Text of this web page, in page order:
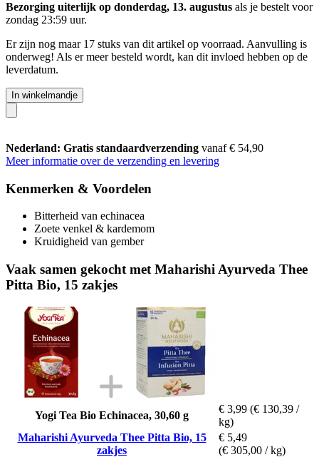
Bezorging uiterlijk op donderdag, 13. augustus als je bestelt voor
zondag 23:59 uur.
Er zijn nog maar 17 stuks van dit artikel op voorraad. Aanvulling is
onderweg! Als er meer besteld wordt, kan dit invloed hebben op de
leverdatum.
In winkelmandje
Nederland: Gratis standaardverzending vanaf € 54,90
Meer informatie over de verzending en levering
Kenmerken & Voordelen
Bitterheid van echinacea
Zoete venkel & kardemom
Kruidigheid van gember
Vaak samen gekocht met Maharishi Ayurveda Thee
Pitta Bio, 15 zakjes
Yogi Tea Bio Echinacea, 30,60 g
€ 3,99 (€ 130,39 /
kg)
Maharishi Ayurveda Thee Pitta Bio, 15
zakjes
€ 5,49
(€ 305,00 / kg)